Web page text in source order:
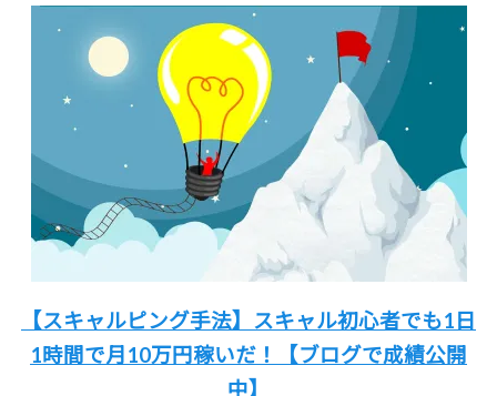
【スキャルピング手法】 スキャル初心者でも1日
1時間で月10万円稼いだ！
【ブログで成績公開
中】